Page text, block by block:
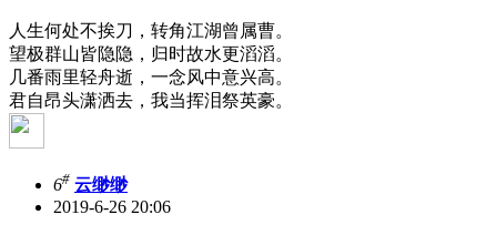
人生何处不挨刀，转角江湖曾属曹。
望极群山皆隐隐，归时故水更滔滔。
几番雨里轻舟逝，一念风中意兴高。
君自昂头潇洒去，我当挥泪祭英豪。
6# 云缈缈
2019-6-26 20:06